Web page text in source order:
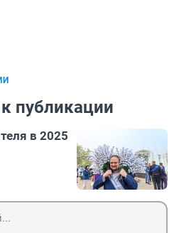
публикации
в 2025